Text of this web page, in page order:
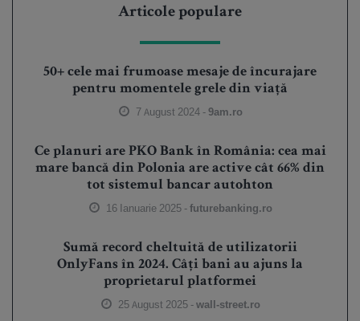
Articole populare
50+ cele mai frumoase mesaje de încurajare
pentru momentele grele din viață
7 August 2024 -9am.ro
Ce planuri are PKO Bank în România: cea mai
mare bancă din Polonia are active cât 66% din
tot sistemul bancar autohton
16 Ianuarie 2025 -futurebanking.ro
Sumă record cheltuită de utilizatorii
OnlyFans în 2024. Câți bani au ajuns la
proprietarul platformei
25 August 2025 -wall-street.ro